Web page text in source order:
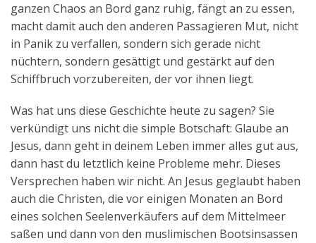
ganzen Chaos an Bord ganz ruhig, fängt an zu essen,
macht damit auch den anderen Passagieren Mut, nicht
in Panik zu verfallen, sondern sich gerade nicht
nüchtern, sondern gesättigt und gestärkt auf den
Schiffbruch vorzubereiten, der vor ihnen liegt.
Was hat uns diese Geschichte heute zu sagen? Sie
verkündigt uns nicht die simple Botschaft: Glaube an
Jesus, dann geht in deinem Leben immer alles gut aus,
dann hast du letztlich keine Probleme mehr. Dieses
Versprechen haben wir nicht. An Jesus geglaubt haben
auch die Christen, die vor einigen Monaten an Bord
eines solchen Seelenverkäufers auf dem Mittelmeer
saßen und dann von den muslimischen Bootsinsassen